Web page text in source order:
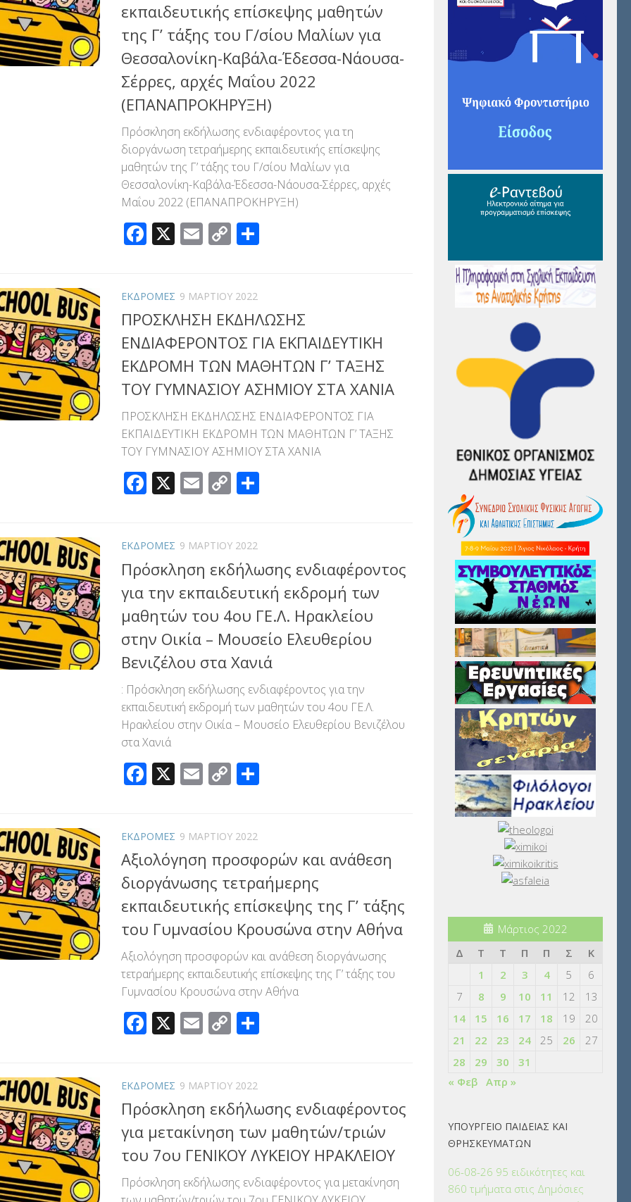
εκπαιδευτικής επίσκεψης μαθητών
της Γ’ τάξης του Γ/σίου Μαλίων για
Θεσσαλονίκη-Καβάλα-Έδεσσα-Νάουσα-
Σέρρες, αρχές Μαΐου 2022
(ΕΠΑΝΑΠΡΟΚΗΡΥΞΗ)
Πρόσκληση εκδήλωσης ενδιαφέροντος για τη
διοργάνωση τετραήμερης εκπαιδευτικής επίσκεψης
μαθητών της Γ’ τάξης του Γ/σίου Μαλίων για
Θεσσαλονίκη-Καβάλα-Έδεσσα-Νάουσα-Σέρρες, αρχές
Μαΐου 2022 (ΕΠΑΝΑΠΡΟΚΗΡΥΞΗ)
Facebook
X Email
Copy
ΕΚΔΡΟΜΕΣ 9 ΜΑΡΤΊΟΥ 2022
ΠΡΟΣΚΛΗΣΗ ΕΚΔΗΛΩΣΗΣ
ΕΝΔΙΑΦΕΡΟΝΤΟΣ ΓΙΑ ΕΚΠΑΙΔΕΥΤΙΚΗ
ΕΚΔΡΟΜΗ ΤΩΝ ΜΑΘΗΤΩΝ Γ’ ΤΑΞΗΣ
ΤΟΥ ΓΥΜΝΑΣΙΟΥ ΑΣΗΜΙΟΥ ΣΤΑ ΧΑΝΙΑ
ΠΡΟΣΚΛΗΣΗ ΕΚΔΗΛΩΣΗΣ ΕΝΔΙΑΦΕΡΟΝΤΟΣ ΓΙΑ
ΕΚΠΑΙΔΕΥΤΙΚΗ ΕΚΔΡΟΜΗ ΤΩΝ ΜΑΘΗΤΩΝ Γ’ ΤΑΞΗΣ
ΤΟΥ ΓΥΜΝΑΣΙΟΥ ΑΣΗΜΙΟΥ ΣΤΑ ΧΑΝΙΑ
Facebook
X Email
Copy
ΕΚΔΡΟΜΕΣ 9 ΜΑΡΤΊΟΥ 2022
Πρόσκληση εκδήλωσης ενδιαφέροντος
για την εκπαιδευτική εκδρομή των
μαθητών του 4ου ΓΕ.Λ. Ηρακλείου
στην Οικία – Μουσείο Ελευθερίου
Βενιζέλου στα Χανιά
: Πρόσκληση εκδήλωσης ενδιαφέροντος για την
εκπαιδευτική εκδρομή των μαθητών του 4ου ΓΕ.Λ.
Ηρακλείου στην Οικία – Μουσείο Ελευθερίου Βενιζέλου
στα Χανιά
Facebook
X Email
Copy
ΕΚΔΡΟΜΕΣ 9 ΜΑΡΤΊΟΥ 2022
Αξιολόγηση προσφορών και ανάθεση
διοργάνωσης τετραήμερης
εκπαιδευτικής επίσκεψης της Γ’ τάξης
του Γυμνασίου Κρουσώνα στην Αθήνα
Αξιολόγηση προσφορών και ανάθεση διοργάνωσης
τετραήμερης εκπαιδευτικής επίσκεψης της Γ’ τάξης του
Γυμνασίου Κρουσώνα στην Αθήνα
Facebook
X Email
Copy
ΕΚΔΡΟΜΕΣ 9 ΜΑΡΤΊΟΥ 2022
Πρόσκληση εκδήλωσης ενδιαφέροντος
για μετακίνηση των μαθητών/τριών
του 7ου ΓΕΝΙΚΟΥ ΛΥΚΕΙΟΥ ΗΡΑΚΛΕΙΟΥ
Πρόσκληση εκδήλωσης ενδιαφέροντος για μετακίνηση
Μάρτιος 2022
Δ
Τ Τ Π Π Σ
Κ
1
2 3 4 5
6
7
8 9 10 11 12
13
14
15 16 17 18 19
20
21
22 23 24 25 26
27
28
29 30
31
« Φεβ Απρ »
ΥΠΟΥΡΓΕΙΟ ΠΑΙΔΕΙΑΣ ΚΑΙ
ΘΡΗΣΚΕΥΜΑΤΩΝ
06-08-26 95 ειδικότητες και
860 τμήματα στις Δημόσιες